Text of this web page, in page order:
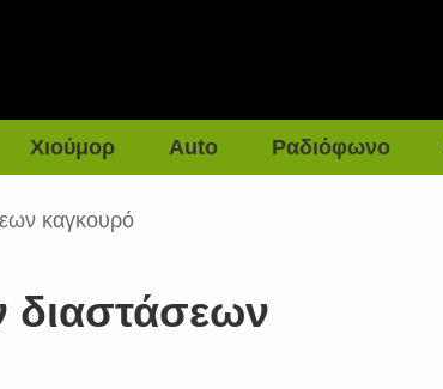
Χιούμορ Auto Ραδιόφωνο
καγκουρό
διαστάσεων